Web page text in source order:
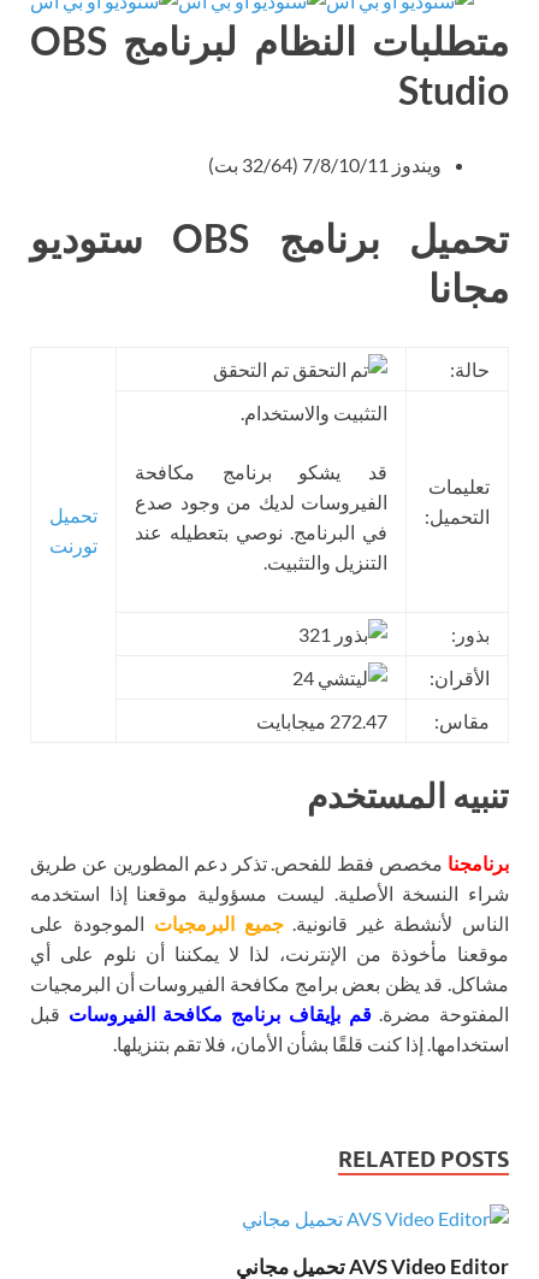
متطلبات النظام لبرنامج OBS
Studio
ويندوز 7/8/10/11 (32/64 بت)
تحميل برنامج OBS ستوديو
مجانا
حالة: تم التحقق
تحميل
تورنت
تعليمات
التحميل:
التثبيت والاستخدام.
قد يشكو برنامج مكافحة
الفيروسات لديك من وجود صدع
في البرنامج. نوصي بتعطيله عند
التنزيل والتثبيت.
بذور:
الأقران:
مقاس:
272.47 ميجابايت
تنبيه المستخدم
برنامجنا مخصص فقط للفحص. تذكر دعم المطورين عن طريق
شراء النسخة الأصلية. ليست مسؤولية موقعنا إذا استخدمه
الناس لأنشطة غير قانونية.جميع البرمجيات الموجودة على
موقعنا مأخوذة من الإنترنت، لذا لا يمكننا أن نلوم على أي
مشاكل. قد يظن بعض برامج مكافحة الفيروسات أن البرمجيات
المفتوحة مضرة.قم بإيقاف برنامج مكافحة الفيروسات قبل
استخدامها. إذا كنت قلقًا بشأن الأمان، فلا تقم بتنزيلها.
RELATED POSTS
AVS Video Editor تحميل مجاني